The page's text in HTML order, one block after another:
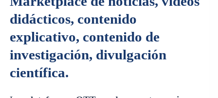
didácticos, contenido
explicativo, contenido de
investigación, divulgación
científica.